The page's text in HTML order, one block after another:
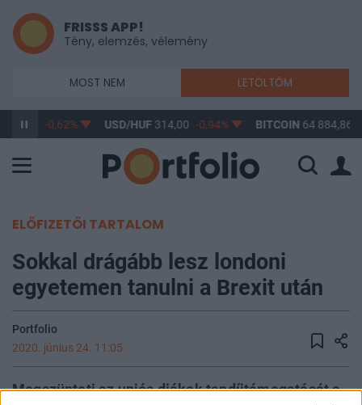
FRISSS APP!
Tény, elemzés, vélemény
MOST NEM LETÖLTÖM
363,13 -0,62% USD/HUF314,00 -0,94% BITCOIN64 884,86
ELŐFIZETŐI TARTALOM
Sokkal drágább lesz londoni
egyetemen tanulni a Brexit után
Portfolio
2020. június 24. 11:05
Megszünteti az uniós diákok tandíjtámogatását a